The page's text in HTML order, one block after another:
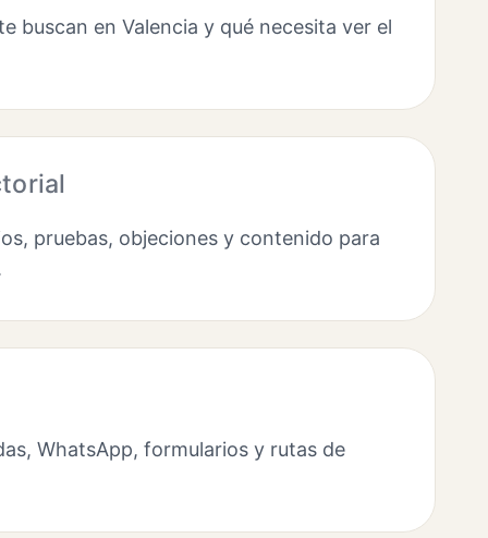
buscan en Valencia y qué necesita ver el
pruebas, objeciones y contenido para
WhatsApp, formularios y rutas de